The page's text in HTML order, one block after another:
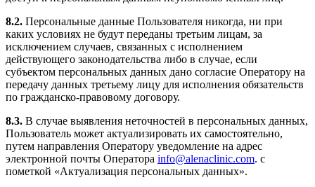
8.2. Персональные данные Пользователя никогда, ни при
каких условиях не будут переданы третьим лицам, за
исключением случаев, связанных с исполнением
действующего законодательства либо в случае, если
субъектом персональных данных дано согласие Оператору на
передачу данных третьему лицу для исполнения обязательств
по гражданско-правовому договору.
8.3. В случае выявления неточностей в персональных данных,
Пользователь может актуализировать их самостоятельно,
путем направления Оператору уведомление на адрес
электронной почты Оператора info@alenaclinic.com. с
пометкой «Актуализация персональных данных».